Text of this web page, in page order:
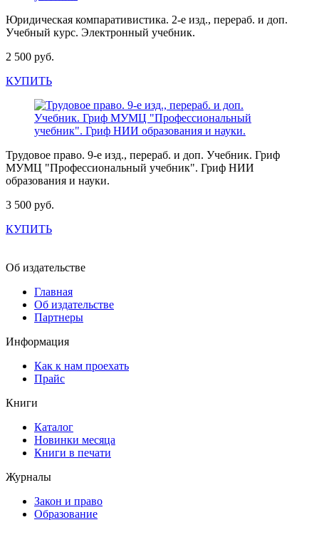
Юридическая компаративистика. 2-е изд., перераб. и доп.
Учебный курс. Электронный учебник.
2 500 руб.
КУПИТЬ
Трудовое право. 9-е изд., перераб. и доп. Учебник. Гриф
МУМЦ "Профессиональный учебник". Гриф НИИ
образования и науки.
3 500 руб.
КУПИТЬ
Об издательстве
Главная
Об издательстве
Партнеры
Информация
Как к нам проехать
Прайс
Книги
Каталог
Новинки месяца
Книги в печати
Журналы
Закон и право
Образование